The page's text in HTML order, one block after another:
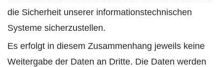
die Sicherheit unserer informationstechnischen
Systeme sicherzustellen.
Es erfolgt in diesem Zusammenhang jeweils keine
Weitergabe der Daten an Dritte. Die Daten werden